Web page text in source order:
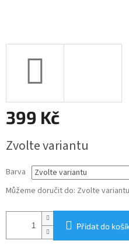
399 Kč
cena:
Zvolte variantu
Barva
Můžeme doručit do: Zvolte variantu
Přidat do